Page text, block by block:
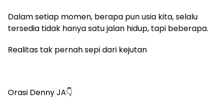
Dalam setiap momen, berapa pun usia kita, selalu
tersedia tidak hanya satu jalan hidup, tapi beberapa.
Realitas tak pernah sepi dari kejutan
Orasi Denny JA👇